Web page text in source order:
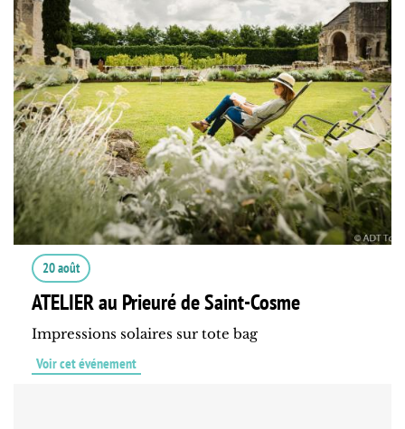
20 août
ATELIER au Prieuré de Saint-Cosme
Impressions solaires sur tote bag
Voir cet événement